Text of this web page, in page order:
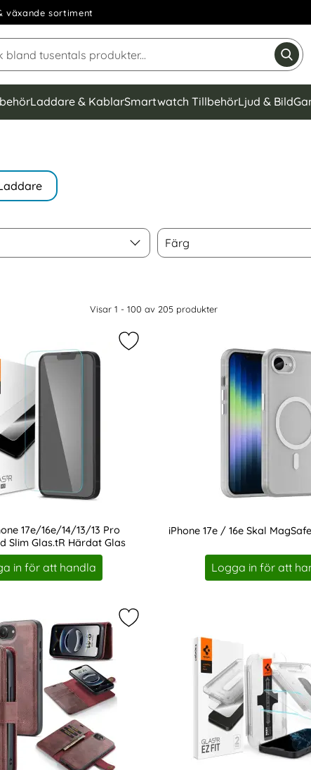
växande sortiment
Sök på Narse Group AB
Laddare & KablarSmartwatch TillbehörLjud & Bild
Färg
Färg
Visar 1 - 100 av 205 produkter
17e / 16e Skal MagSafe Kevlar Svart som favorit
17e/16e/14/13/13 Pro
Slim Glas.tR Härdat Glas
in för att handla
Markera spigen iPhone 17e/16e/
iPhone 17e / 16e Skal
Art. nr 232314
Logga in för att
17e / 16e Fodral Äkta Läder Svart som favorit
Markera dG.MING iPhone 17e /